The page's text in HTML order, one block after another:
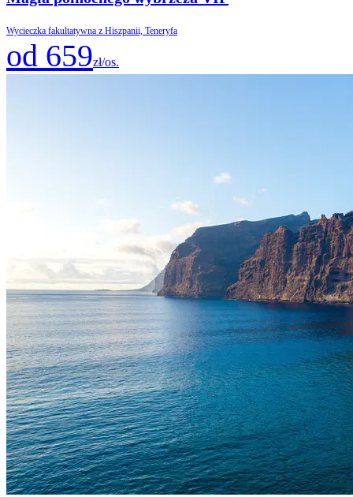
Wycieczka fakultatywna z Hiszpanii, Teneryfa
od 659zł/os.